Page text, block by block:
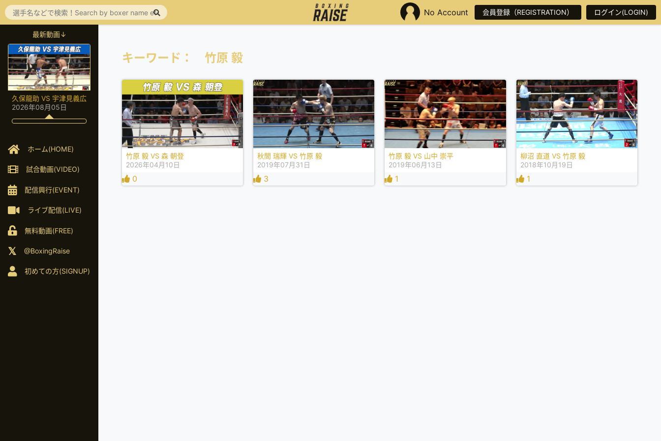
No Account 会員登録（REGISTRATION） ログイン(LOGIN)
最新動画↓
久保龍助 VS 宇津見義広
2026年08月05日
ホーム(HOME)
試合動画(VIDEO)
配信興行(EVENT)
ライブ配信(LIVE)
無料動画(FREE)
@BoxingRaise
初めての方(SIGNUP)
キーワード： 竹原 毅
竹原 毅 VS 森 朝登
2026年04月10日
0
秋間 瑞輝 VS 竹原 毅
2019年07月31日
3
竹原 毅 VS 山中 崇平
2019年06月13日
1
柳沼 直道 VS 竹原 毅
2018年10月19日
1